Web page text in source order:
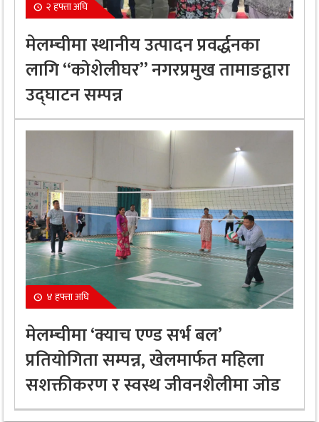
२ हफ्ता अघि
मेलम्चीमा स्थानीय उत्पादन प्रवर्द्धनका
लागि “कोशेलीघर” नगरप्रमुख तामाङद्वारा
उद्घाटन सम्पन्न
४ हफ्ता अघि
मेलम्चीमा ‘क्याच एण्ड सर्भ बल’
प्रतियोगिता सम्पन्न, खेलमार्फत महिला
सशक्तीकरण र स्वस्थ जीवनशैलीमा जोड